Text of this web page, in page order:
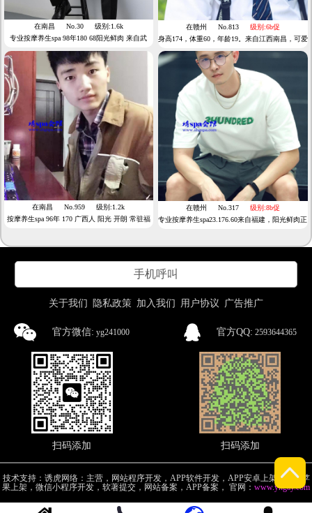
在南昌 No.30
级别:1.6k
专业按摩养生spa 98年180 68阳光鲜肉 来自武
汉，近期一直在武汉
在赣州 No.813
级别:6b促
身高174，体重60，年龄19。来自江西南昌，可爱
正太小奶狗，乖巧听话皮肤白，可奶可狼，
在南昌 No.959
级别:1.2k
按摩养生spa 96年 170 广西人 阳光 开朗 常驻福
在赣州 No.317
级别:8b促
专业按摩养生spa23.176.60来自福建，阳光鲜肉正
手机呼叫
关于我们 隐私政策 加入我们 用户协议 广告推广
官方微信: yg241000
扫码添加
官方QQ: 2593644365
扫码添加
技术支持：诱虎网络：主营，网站程序开发，APP软件开发，APP安卓上架，APP苹
果上架，微信小程序开发，软著提交，网站备案，APP备案 ， 官网： www.yhgay.com